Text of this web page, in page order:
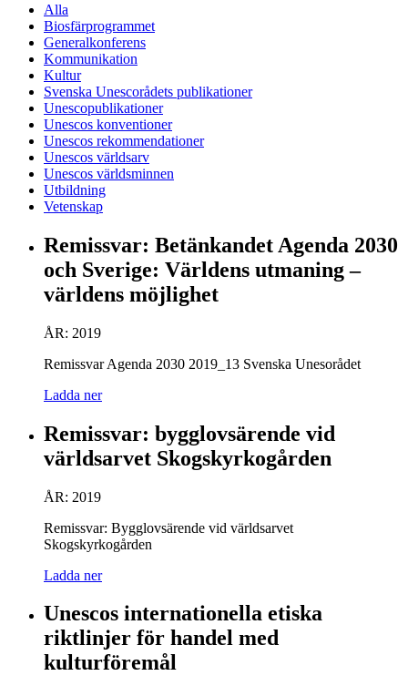
Alla
Biosfärprogrammet
Generalkonferens
Kommunikation
Kultur
Svenska Unescorådets publikationer
Unescopublikationer
Unescos konventioner
Unescos rekommendationer
Unescos världsarv
Unescos världsminnen
Utbildning
Vetenskap
Remissvar: Betänkandet Agenda 2030
och Sverige: Världens utmaning –
världens möjlighet
ÅR: 2019
Remissvar Agenda 2030 2019_13 Svenska Unesorådet
Ladda ner
Remissvar: bygglovsärende vid
världsarvet Skogskyrkogården
ÅR: 2019
Remissvar: Bygglovsärende vid världsarvet
Skogskyrkogården
Ladda ner
Unescos internationella etiska
riktlinjer för handel med
kulturföremål